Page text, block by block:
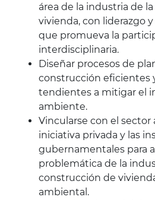
área de la industria de
vivienda, con liderazgo
que promueva la
interdisciplinaria.
Diseñar procesos de
construcción eficientes
tendientes a mitigar el
ambiente.
Vincularse con el sector
iniciativa privada y las
gubernamentales para
problemática de la
construcción de
ambiental.